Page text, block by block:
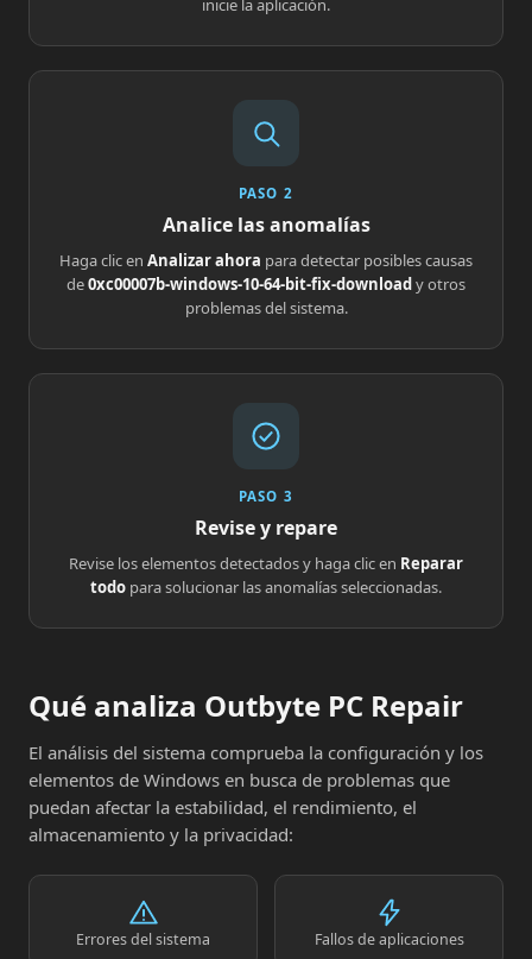
inicie la aplicación.
PASO 2
Analice las anomalías
Haga clic en Analizar ahora para detectar posibles causas
de0xc00007b-windows-10-64-bit-fix-downloady otros
problemas del sistema.
PASO 3
Revise y repare
Revise los elementos detectados y haga clic en Reparar
todo para solucionar las anomalías seleccionadas.
Qué analiza Outbyte PC Repair
El análisis del sistema comprueba la configuración y los
elementos de Windows en busca de problemas que
puedan afectar la estabilidad, el rendimiento, el
almacenamiento y la privacidad:
Errores del sistema Fallos de aplicaciones